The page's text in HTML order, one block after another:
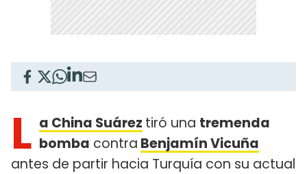
L a China Suárez tiró una tremenda
bomba contra Benjamín Vicuña
antes de partir hacia Turquía con su actual